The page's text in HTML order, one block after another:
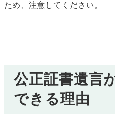
ため、注意してください。
公正証書遺言
できる理由